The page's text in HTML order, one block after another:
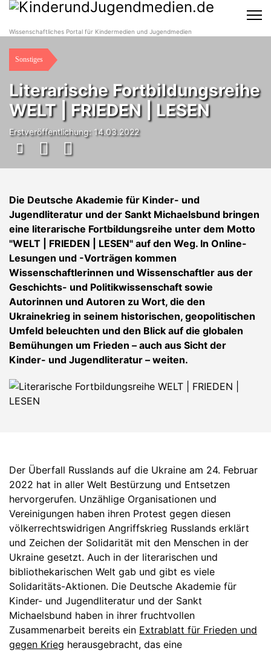
Wissenschaftliches Portal für Kindermedien und Jugendmedien
Sonstiges
Literarische Fortbildungsreihe
WELT | FRIEDEN | LESEN
Erstveröffentlichung: 14.03.2022
Die Deutsche Akademie für Kinder- und
Jugendliteratur und der Sankt Michaelsbund bringen
eine literarische Fortbildungsreihe unter dem Motto
"WELT | FRIEDEN | LESEN" auf den Weg. In Online-
Lesungen und -Vorträgen kommen
Wissenschaftlerinnen und Wissenschaftler aus der
Geschichts- und Politikwissenschaft sowie
Autorinnen und Autoren zu Wort, die den
Ukrainekrieg in seinem historischen, geopolitischen
Umfeld beleuchten und den Blick auf die globalen
Bemühungen um Frieden – auch aus Sicht der
Kinder- und Jugendliteratur – weiten.
Der Überfall Russlands auf die Ukraine am 24. Februar
2022 hat in aller Welt Bestürzung und Entsetzen
hervorgerufen. Unzählige Organisationen und
Vereinigungen haben ihren Protest gegen diesen
völkerrechtswidrigen Angriffskrieg Russlands erklärt
und Zeichen der Solidarität mit den Menschen in der
Ukraine gesetzt. Auch in der literarischen und
bibliothekarischen Welt gab und gibt es viele
Solidaritäts-Aktionen. Die Deutsche Akademie für
Kinder- und Jugendliteratur und der Sankt
Michaelsbund haben in ihrer fruchtvollen
Zusammenarbeit bereits ein Extrablatt für Frieden und
gegen Krieg herausgebracht, das eine